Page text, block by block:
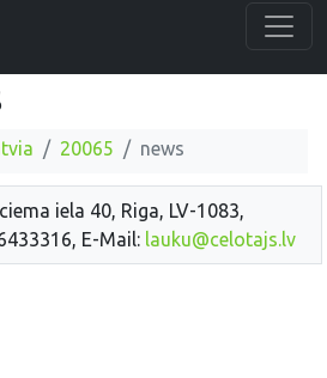
20065 news
iela 40, Riga, LV-1083,
E-Mail: lauku@celotajs.lv